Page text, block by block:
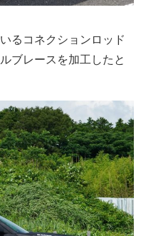
るコネクションロッド
ブレースを加工したと